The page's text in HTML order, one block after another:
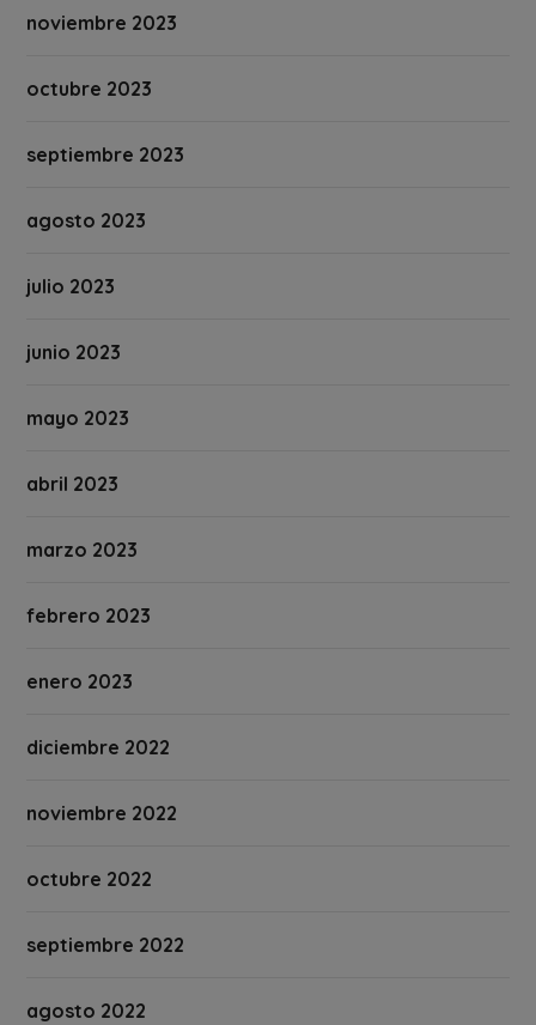
noviembre 2023
octubre 2023
septiembre 2023
agosto 2023
julio 2023
junio 2023
mayo 2023
abril 2023
marzo 2023
febrero 2023
enero 2023
diciembre 2022
noviembre 2022
octubre 2022
septiembre 2022
agosto 2022